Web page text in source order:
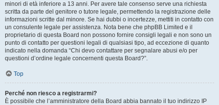
minori di età inferiore a 13 anni. Per avere tale consenso serve una richiesta
scritta da parte del genitore o tutore legale, permettendo la registrazione delle
informazioni scritte dal minore. Se hai dubbi o incertezze, mettiti in contatto con
un consulente legale per assistenza. Nota bene che phpBB Limited e il
proprietario di questa Board non possono fornire consigli legali e non sono un
punto di contatto per questioni legali di qualsiasi tipo, ad eccezione di quanto
indicato nella domanda “Chi devo contattare per segnalare abusi e/o per
questioni d’ordine legale concernenti questa Board?”.
Top
Perché non riesco a registrarmi?
È possibile che l’amministratore della Board abbia bannato il tuo indirizzo IP